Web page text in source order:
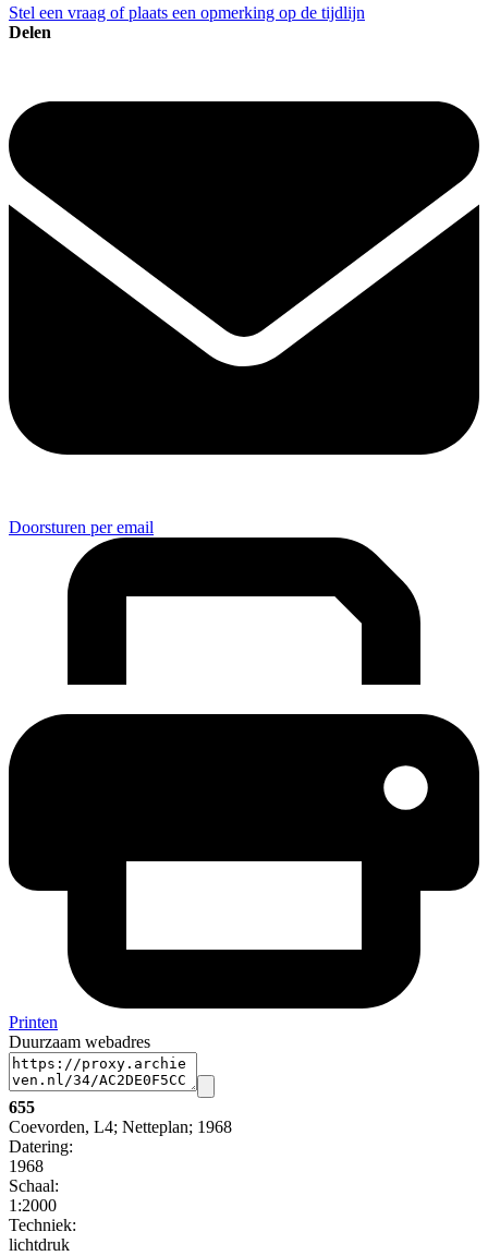
Stel een vraag of plaats een opmerking op de tijdlijn
Delen
Doorsturen per email
Printen
Duurzaam webadres
655
Coevorden, L4; Netteplan; 1968
Datering:
1968
Schaal:
1:2000
Techniek:
lichtdruk